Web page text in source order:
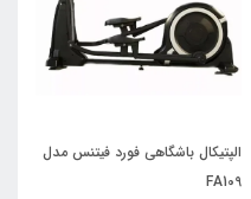
الپتیکال باشگاهی فورد فیتنس مدل
FA109